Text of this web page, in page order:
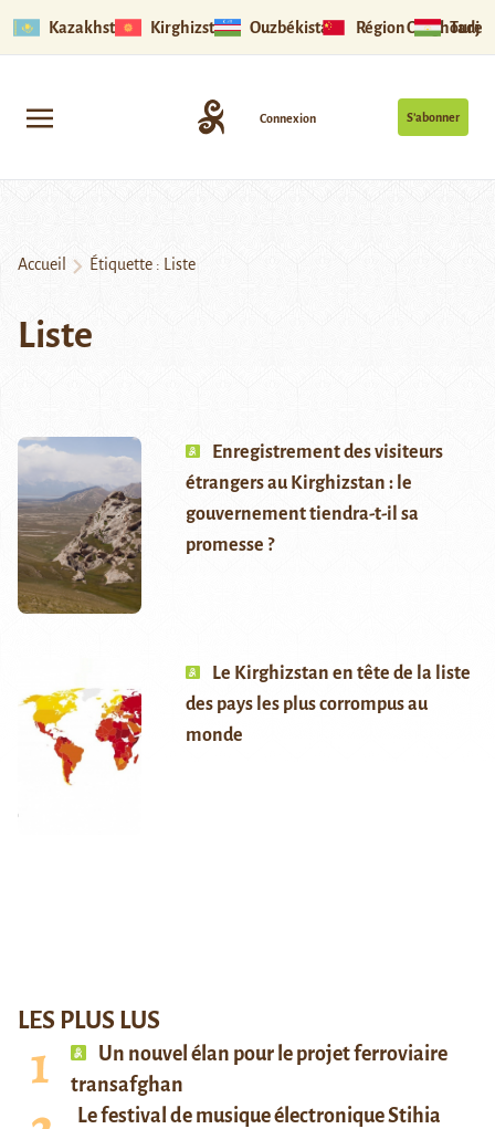
Kazakhstan Kirghizstan Ouzbékistan Région Ouïghoure
S’abonner
Connexion
Accueil Étiquette : Liste
Liste
Enregistrement des visiteurs
étrangers au Kirghizstan : le
gouvernement tiendra-t-il sa
promesse ?
Le Kirghizstan en tête de la liste
des pays les plus corrompus au
monde
LES PLUS LUS
Un nouvel élan pour le projet ferroviaire
transafghan
Le festival de musique électronique Stihia